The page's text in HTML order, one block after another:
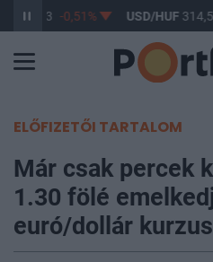
363,53 -0,51% USD/HUF
ELŐFIZETŐI TARTALOM
Már csak percek
1.30 fölé
euró/dollár